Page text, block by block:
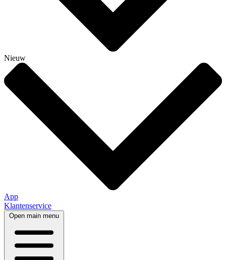
Nieuw
App
Klantenservice
Open main menu